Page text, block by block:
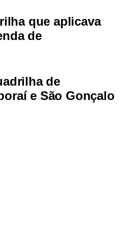
que aplicava
de
de
e São Gonçalo